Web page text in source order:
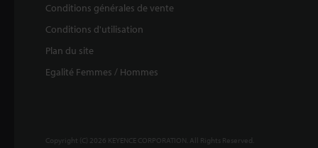
Conditions générales de vente
Conditions d'utilisation
Plan du site
Egalité Femmes / Hommes
Copyright (C) 2026 KEYENCE CORPORATION. All Rights Reserved.